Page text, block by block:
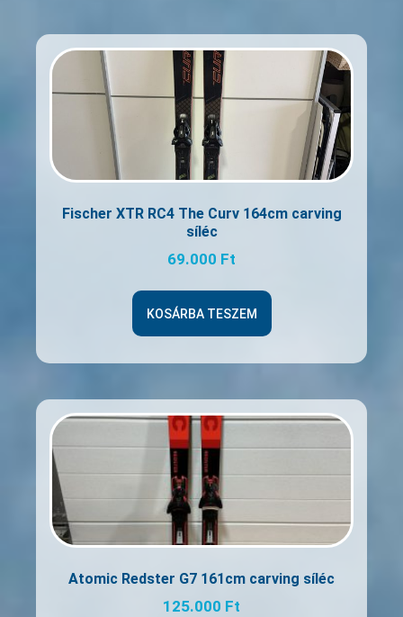
Fischer XTR RC4 The Curv 164cm carving
síléc
69.000 Ft
KOSÁRBA TESZEM
Atomic Redster G7 161cm carving síléc
125.000 Ft